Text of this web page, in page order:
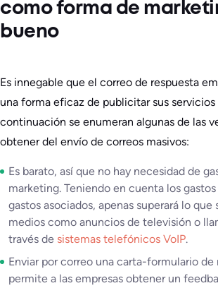
como forma de
bueno
Es innegable que el correo de respuesta
una forma eficaz de publicitar sus
continuación se enumeran algunas de las
obtener del envío de correos masivos:
Es barato, así que no hay necesidad de
marketing. Teniendo en cuenta los
gastos asociados, apenas superará lo que
medios como anuncios de televisión o
través de sistemas telefónicos VoIP.
Enviar por correo una carta-formulario
permite a las empresas obtener un